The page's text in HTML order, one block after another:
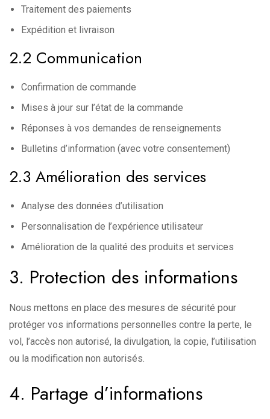
Traitement des paiements
Expédition et livraison
2.2 Communication
Confirmation de commande
Mises à jour sur l’état de la commande
Réponses à vos demandes de renseignements
Bulletins d’information (avec votre consentement)
2.3 Amélioration des services
Analyse des données d’utilisation
Personnalisation de l’expérience utilisateur
Amélioration de la qualité des produits et services
3. Protection des informations
Nous mettons en place des mesures de sécurité pour
protéger vos informations personnelles contre la perte, le
vol, l’accès non autorisé, la divulgation, la copie, l’utilisation
ou la modification non autorisés.
4. Partage d’informations